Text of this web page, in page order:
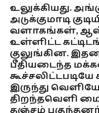
உலுக்கியது.
அடுக்குமாடி
வளாகங்கள்,
உள்ளிட்ட
குலுங்கின.
பீதியடைந்த
இருந்து
திறந்தவெளி